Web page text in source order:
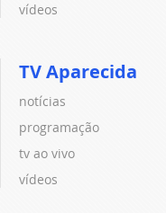
vídeos
TV Aparecida
notícias
programação
tv ao vivo
vídeos